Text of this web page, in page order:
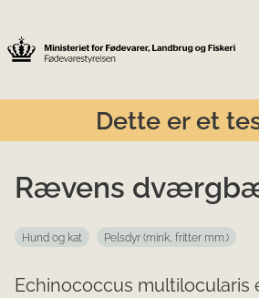
Dette er et
Rævens
Hund og kat Pelsdyr (mink, fritter mm.)
Echinococcus multilocularis